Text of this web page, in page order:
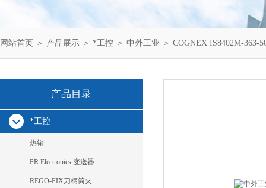
网站首页 ＞ 产品展示 ＞ *工控 ＞ 中外工业 ＞ COGNEX IS8402M-363-
产品目录
*工控
热销
PR Electronics 变送器
REGO-FIX刀柄筒夹